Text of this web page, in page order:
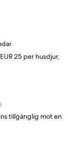
25 per husdjur,
tillgänglig mot en